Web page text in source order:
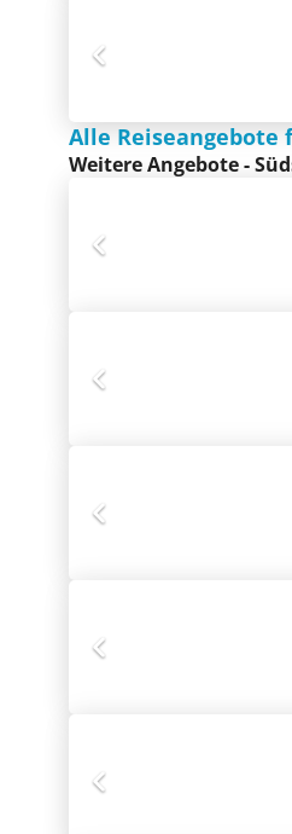
Alle Reiseangebote
Weitere Angebote -